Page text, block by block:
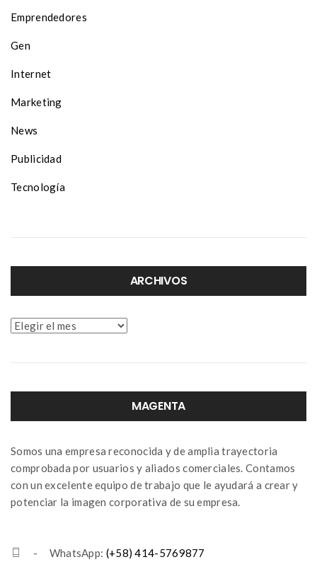
Emprendedores
Gen
Internet
Marketing
News
Publicidad
Tecnología
ARCHIVOS
Archivos
MAGENTA
Somos una empresa reconocida y de amplia trayectoria
comprobada por usuarios y aliados comerciales. Contamos
con un excelente equipo de trabajo que le ayudará a crear y
potenciar la imagen corporativa de su empresa.
- WhatsApp: (+58) 414-5769877